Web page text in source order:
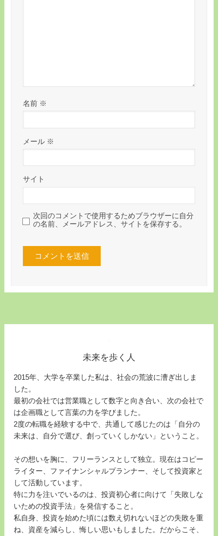
名前 ※
メール ※
サイト
次回のコメントで使用するためブラウザーに自分
の名前、メールアドレス、サイトを保存する。
未来を歩く人
2015年、大学を卒業した私は、社会の荒波に漕ぎ出しま
した。
最初の会社では営業職として数字と向き合い、次の会社で
は企画職として言葉の力を学びました。
2度の転職を経験する中で、共通して感じたのは「自分の
未来は、自分で選び、創っていくしかない」ということ。
その想いを胸に、フリーランスとして独立。現在はコピー
ライター、ファイナンシャルプランナー、そして投資家と
して活動しています。
特に力を注いでいるのは、投資初心者に向けて「失敗しな
いための投資手法」を発信すること。
私自身、投資を始めた頃には数え切れないほどの失敗を重
ね、資産を減らし、悔しい思いもしました。だからこそ、